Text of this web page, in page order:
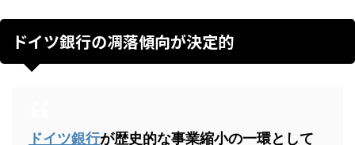
ドイツ銀行の凋落傾向が決定的
ドイツ銀行が歴史的な事業縮小の一環として